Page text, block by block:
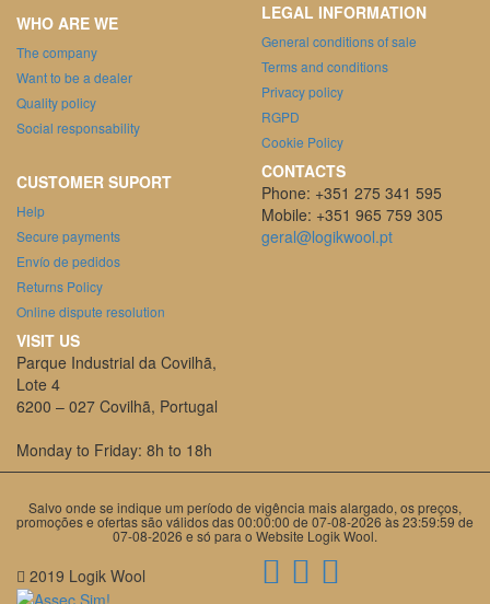
WHO ARE WE
The company
Want to be a dealer
Quality policy
Social responsability
LEGAL INFORMATION
General conditions of sale
Terms and conditions
Privacy policy
RGPD
Cookie Policy
CUSTOMER SUPORT
Help
Secure payments
Envío de pedidos
Returns Policy
Online dispute resolution
CONTACTS
Phone: +351 275 341 595
Mobile: +351 965 759 305
geral@logikwool.pt
VISIT US
Parque Industrial da Covilhã,
Lote 4
6200 – 027 Covilhã, Portugal
Monday to Friday: 8h to 18h
Salvo onde se indique um período de vigência mais alargado, os preços,
promoções e ofertas são válidos das 00:00:00 de 07-08-2026 às 23:59:59 de
07-08-2026 e só para o Website Logik Wool.
2019 Logik Wool